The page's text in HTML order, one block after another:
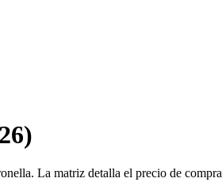
La matriz detalla el precio de